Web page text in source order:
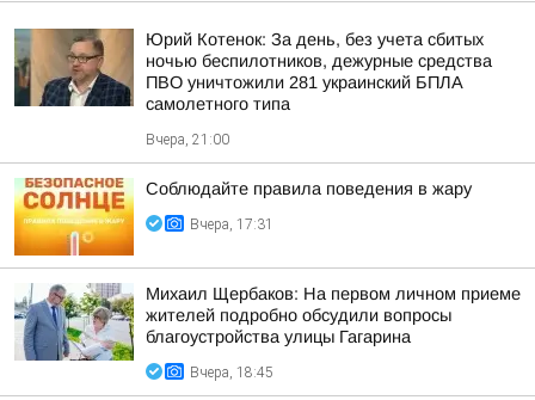
Юрий Котенок: За день, без учета сбитых
ночью беспилотников, дежурные средства
ПВО уничтожили 281 украинский БПЛА
самолетного типа
Вчера, 21:00
Соблюдайте правила поведения в жару
Вчера, 17:31
Михаил Щербаков: На первом личном приеме
жителей подробно обсудили вопросы
благоустройства улицы Гагарина
Вчера, 18:45